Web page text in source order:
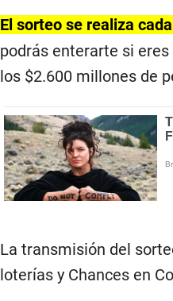
El sorteo se realiza
podrás enterarte si
los $2.600 millones de
La transmisión del
loterías y Chances en